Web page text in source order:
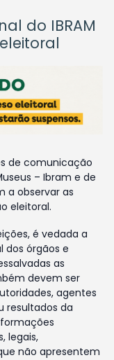
do IBRAM
de comunicação
– Ibram e de
a observar as
eleitoral.
é vedada a
dos órgãos e
as
devem ser
agentes
resultados da
legais,
não apresentem